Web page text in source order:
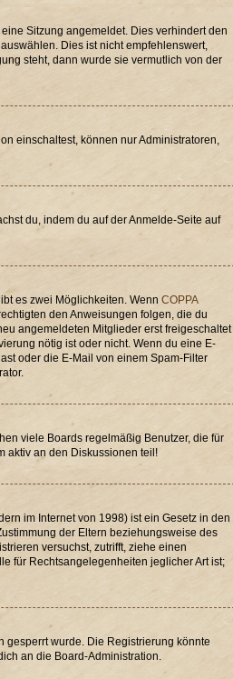
Sitzung angemeldet. Dies verhindert den
Dies ist nicht empfehlenswert,
steht, dann wurde sie vermutlich von der
einschaltest, können nur Administratoren,
du, indem du auf der Anmelde-Seite auf
es zwei Möglichkeiten. WennCOPPA
den Anweisungen folgen, die du
angemeldeten Mitglieder erst freigeschaltet
nötig ist oder nicht. Wenn du eine E-
oder die E-Mail von einem Spam-Filter
viele Boards regelmäßig Benutzer, die für
aktiv an den Diskussionen teil!
im Internet von 1998) ist ein Gesetz in den
der Eltern beziehungsweise des
versuchst, zutrifft, ziehe einen
für Rechtsangelegenheiten jeglicher Art ist;
gesperrt wurde. Die Registrierung könnte
an die Board-Administration.